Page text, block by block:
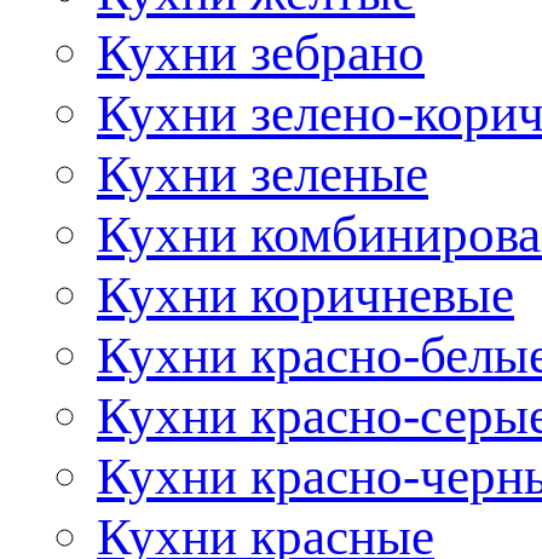
Кухни зебрано
Кухни зелено-
Кухни зеленые
Кухни
Кухни коричневые
Кухни красно-
Кухни красно-
Кухни красно-
Кухни красные